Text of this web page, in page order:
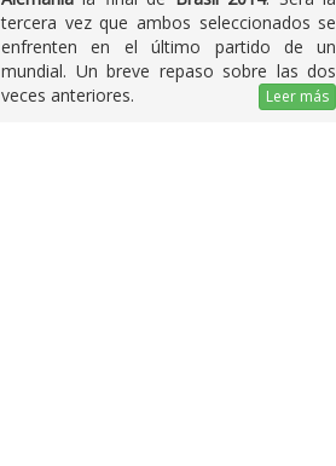
tercera vez que ambos seleccionados se
enfrenten en el último partido de un
mundial. Un breve repaso sobre las dos
veces anteriores.
Leer más